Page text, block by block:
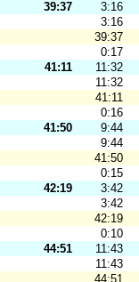
39:37
3:16
3:16
39:37
0:17
41:11
11:32
11:32
41:11
0:16
41:50
9:44
9:44
41:50
0:15
42:19
3:42
3:42
42:19
0:10
44:51
11:43
11:43
44:51